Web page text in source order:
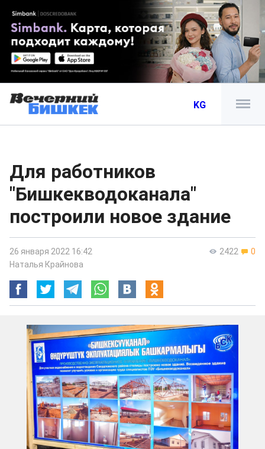
KG
Для работников
"Бишкекводоканала"
построили новое здание
2422 0
26 января 2022 16:42
Наталья Крайнова